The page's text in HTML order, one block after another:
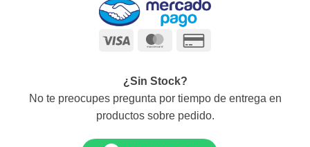
Visa MasterCard
¿Sin Stock?
No te preocupes pregunta por tiempo de entrega en
productos sobre pedido.